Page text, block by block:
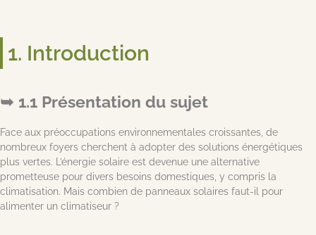
1. Introduction
1.1 Présentation du sujet
Face aux préoccupations environnementales croissantes, de
nombreux foyers cherchent à adopter des solutions énergétiques
plus vertes. L’énergie solaire est devenue une alternative
prometteuse pour divers besoins domestiques, y compris la
climatisation. Mais combien de panneaux solaires faut-il pour
alimenter un climatiseur ?